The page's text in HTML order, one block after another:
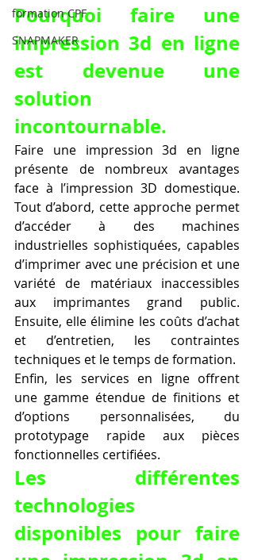
formation CPF
SNAPMAKER
Pourquoi faire une
impression 3d en ligne
est devenue une
solution
incontournable.
Faire une impression 3d en ligne
présente de nombreux avantages
face à l’impression 3D domestique.
Tout d’abord, cette approche permet
d’accéder à des machines
industrielles sophistiquées, capables
d’imprimer avec une précision et une
variété de matériaux inaccessibles
aux imprimantes grand public.
Ensuite, elle élimine les coûts d’achat
et d’entretien, les contraintes
techniques et le temps de formation.
Enfin, les services en ligne offrent
une gamme étendue de finitions et
d’options personnalisées, du
prototypage rapide aux pièces
fonctionnelles certifiées.
Les différentes
technologies
disponibles pour faire